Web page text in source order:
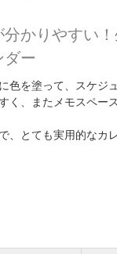
かりやすい
ダー
色を塗って、スケジ
く、またメモスペー
、とても実用的なカ